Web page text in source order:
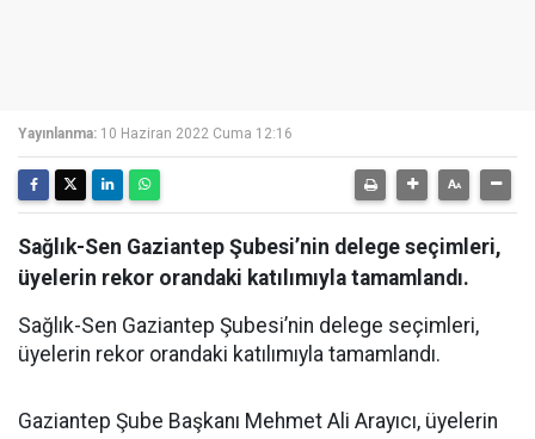
Yayınlanma: 10 Haziran 2022 Cuma 12:16
Sağlık-Sen Gaziantep Şubesi’nin delege seçimleri,
üyelerin rekor orandaki katılımıyla tamamlandı.
Sağlık-Sen Gaziantep Şubesi’nin delege seçimleri,
üyelerin rekor orandaki katılımıyla tamamlandı.
Gaziantep Şube Başkanı Mehmet Ali Arayıcı, üyelerin